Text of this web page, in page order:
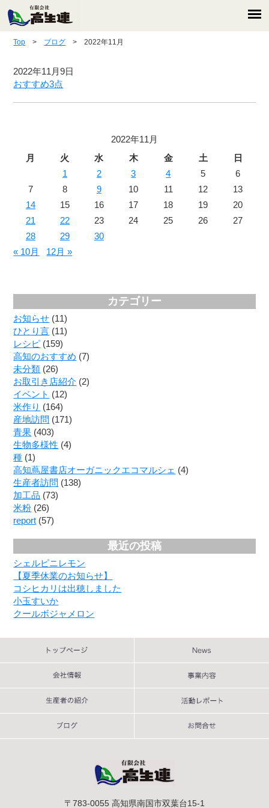
Top > ブログ > 2022年11月
2022年11月9日
おすすめ3点
2022年11月
月
火 水 木 金 土
日
1
2 3 4 5
6
7
8 9 10 11 12
13
14
15 16 17 18 19
20
21
22 23 24 25 26
27
28
29
30
« 10月
12月 »
カテゴリー
お知らせ (11)
ひとり言 (11)
レシピ (159)
高知のおすすめ (7)
未分類 (26)
お取引き店紹介 (2)
イベント (12)
米作り (164)
産地訪問 (171)
青果 (403)
生物多様性 (4)
種 (1)
高知蔦屋書店オーガニックエコマルシェ (4)
生産者訪問 (138)
加工品 (73)
米粉 (26)
report (57)
最近の投稿
シェルピニレモン
【夏季休業のお知らせ】
コシヒカリは出穂しました
小玉すいか
クールボジャメロン
〒783-0055 高知県南国市双葉台15-1